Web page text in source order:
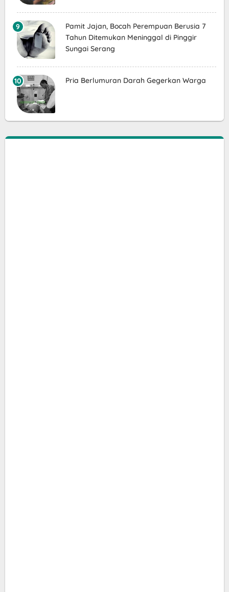
Pamit Jajan, Bocah Perempuan Berusia 7
Tahun Ditemukan Meninggal di Pinggir
Sungai Serang
Pria Berlumuran Darah Gegerkan Warga